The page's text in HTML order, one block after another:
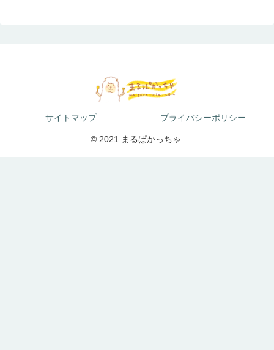
サイトマップ プライバシーポリシー
© 2021 まるぱかっちゃ.